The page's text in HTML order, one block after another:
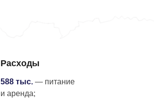
Расходы
588 тыс. — питание
и аренда;